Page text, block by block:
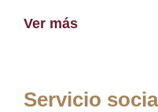
Ver más
Servicio